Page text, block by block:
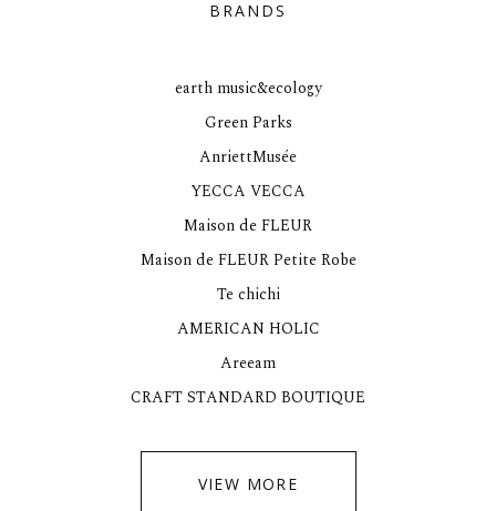
BRANDS
earth music&ecology
Green Parks
AnriettMusée
YECCA VECCA
Maison de FLEUR
Maison de FLEUR Petite Robe
Te chichi
AMERICAN HOLIC
Areeam
CRAFT STANDARD BOUTIQUE
VIEW MORE